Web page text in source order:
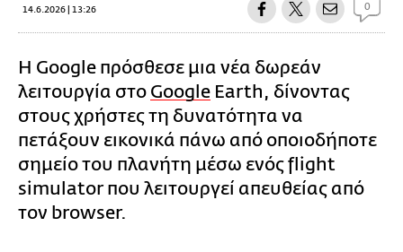
14.6.2026 | 13:26 0
Η Google πρόσθεσε μια νέα δωρεάν
λειτουργία στο Google Earth, δίνοντας
στους χρήστες τη δυνατότητα να
πετάξουν εικονικά πάνω από οποιοδήποτε
σημείο του πλανήτη μέσω ενός flight
simulator που λειτουργεί απευθείας από
τον browser.